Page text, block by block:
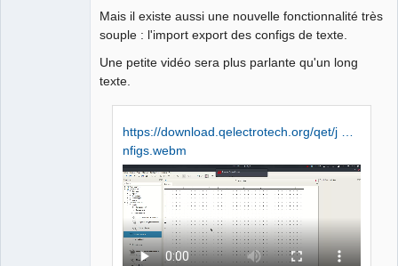
Mais il existe aussi une nouvelle fonctionnalité très
souple : l'import export des configs de texte.
Une petite vidéo sera plus parlante qu'un long
texte.
https://download.qelectrotech.org/qet/j …
nfigs.webm